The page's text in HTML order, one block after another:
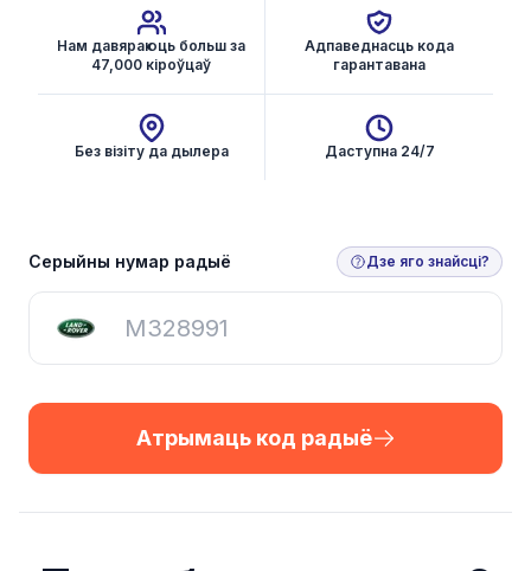
Нам давяраюць больш за
47,000 кіроўцаў
Адпаведнасць кода
гарантавана
Без візіту да дылера Даступна 24/7
Атрымаць код радыё
Серыйны нумар радыё Дзе яго знайсці?
Атрымаць код радыё